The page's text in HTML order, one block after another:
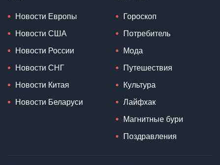
Новости Европы
Новости США
Новости России
Новости СНГ
Новости Китая
Новости Беларуси
Гороскоп
Потребитель
Мода
Путешествия
Культура
Лайфхак
Магнитные бури
Поздравления